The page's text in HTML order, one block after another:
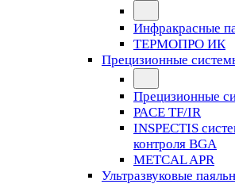
Инфракрасные
ТЕРМОПРО ИК
Прецизионные
Прецизионные
PACE TF/IR
INSPECTIS
контроля BGA
METCAL APR
Ультразвуковые